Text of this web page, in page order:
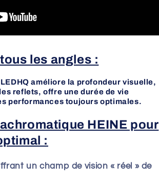
les angles :
améliore la profondeur visuelle,
reflets, offre une durée de vie
performances toujours optimales.
HEINE pour
:
un champ de vision « réel » de